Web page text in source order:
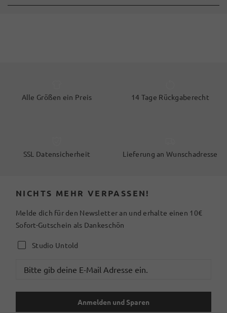
Alle Größen ein Preis 14 Tage Rückgaberecht
SSL Datensicherheit Lieferung an Wunschadresse
NICHTS MEHR VERPASSEN!
Melde dich für den Newsletter an und erhalte einen 10€
Sofort-Gutschein als Dankeschön
Studio Untold
Anmelden und Sparen